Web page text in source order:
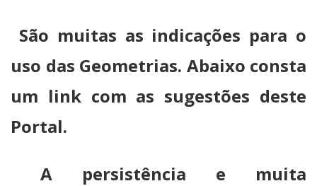
São muitas as indicações para o
uso das Geometrias. Abaixo consta
um link com as sugestões deste
Portal.
A persistência e muita